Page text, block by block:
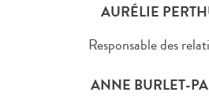
AURÉLIE
Responsable des
ANNE BURLET-